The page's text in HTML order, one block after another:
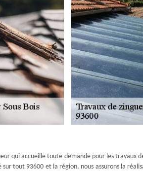
qui accueille toute demande pour les travaux
sur tout 93600 et la région, nous assurons la